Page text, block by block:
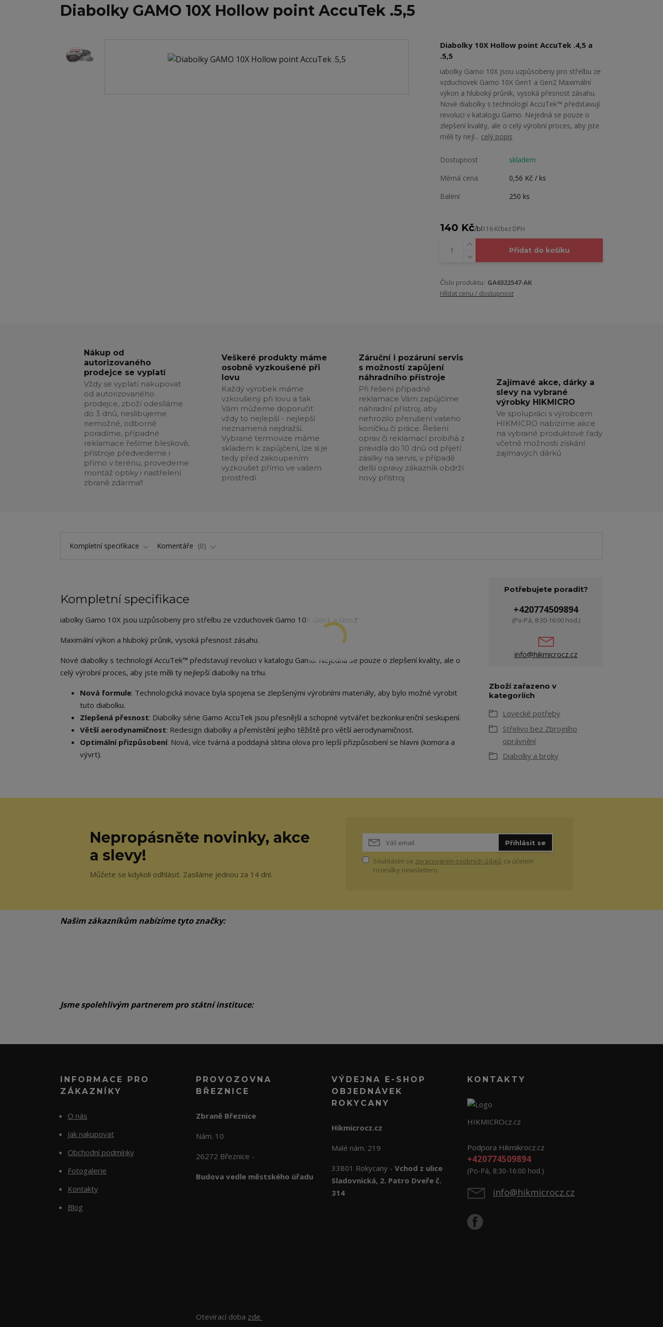
Diabolky GAMO 10X Hollow point AccuTek .5,5
Diabolky 10X Hollow point AccuTek .4,5 a
.5,5
iabolky Gamo 10X jsou uzpůsobeny pro střelbu ze
vzduchovek Gamo 10X Gen1 a Gen2 Maximální
výkon a hluboký průnik, vysoká přesnost zásahu.
Nové diabolky s technologií AccuTek™ představují
revoluci v katalogu Gamo. Nejedná se pouze o
zlepšení kvality, ale o celý výrobní proces, aby jste
měli ty nejl... celý popis
Dostupnost
skladem
Měrná cena
0,56 Kč / ks
Balení
250 ks
140 Kč/bl116 Kčbez DPH
Přidat do košíku
Číslo produktu: GA6322547-AK
Hlídat cenu / dostupnost
Nákup od
autorizovaného
prodejce se vyplatí
Vždy se vyplatí nakupovat
od autorizovaného
prodejce, zboží odesíláme
do 3 dnů, neslibujeme
nemožné, odborně
poradíme, případné
reklamace řešíme bleskově,
přístroje předvedeme i
přímo v terénu, provedeme
montáž optiky i nastřelení
zbraně zdarma!!
Veškeré produkty máme
osobně vyzkoušené při
lovu
Každý výrobek máme
vzkoušený při lovu a tak
Vám můžeme doporučit
vždy to nejlepší - nejlepší
neznamená nejdražší.
Vybrané termovize máme
skladem k zapůjčení, lze si je
tedy před zakoupením
vyzkoušet přímo ve vašem
prostředí.
Záruční i pozáruní servis
s možností zapůjení
náhradního přístroje
Při řešení případné
reklamace Vám zapůjčíme
náhradní přístroj, aby
nehrozilo přerušení vašeho
koníčku či práce. Řešení
oprav či reklamací probíhá z
pravidla do 10 dnů od přijetí
zásilky na servis, v případě
delší opravy zákazník obdrží
nový přístroj
Zajímavé akce, dárky a
slevy na vybrané
výrobky HIKMICRO
Ve spolupráci s výrobcem
HIKMICRO nabízíme akce
na vybrané produktové řady
včetně možnosti získání
zajímavých dárků
Kompletní specifikace Komentáře 0
Kompletní specifikace
iabolky Gamo 10X jsou uzpůsobeny pro střelbu ze vzduchovek Gamo 10X Gen1 a Gen2
Maximální výkon a hluboký průnik, vysoká přesnost zásahu.
Nové diabolky s technologií AccuTek™ představují revoluci v katalogu Gamo. Nejedná se pouze o zlepšení kvality, ale o
celý výrobní proces, aby jste měli ty nejlepší diabolky na trhu.
Nová formule: Technologická inovace byla spojena se zlepšenými výrobními materiály, aby bylo možné vyrobit
tuto diabolku.
Zlepšená přesnost: Diabolky série Gamo AccuTek jsou přesnější a schopné vytvářet bezkonkurenční seskupení.
Větší aerodynamičnost: Redesign diabolky a přemístění jejího těžiště pro větší aerodynamičnost.
Optimální přizpůsobení: Nová, více tvárná a poddajná slitina olova pro lepší přizpůsobení se hlavni (komora a
vývrt).
Potřebujete poradit?
+420774509894
(Po-Pá, 8:30-16:00 hod.)
info@hikmicrocz.cz
Zboží zařazeno v
kategoriích
Lovecké potřeby
Střelivo bez Zbrojního
oprávnění
Diabolky a broky
Nepropásněte novinky, akce
a slevy!
Můžete se kdykoli odhlásit. Zasíláme jednou za 14 dní.
Přihlásit se
Souhlasím se zpracováním osobních údajů za účelem
rozesílky newsletteru.
Našim zákazníkům nabízíme tyto značky:
Jsme spolehlivým partnerem pro státní instituce:
INFORMACE PRO
ZÁKAZNÍKY
O nás
Jak nakupovat
Obchodní podmínky
Fotogalerie
Kontakty
Blog
PROVOZOVNA
BŘEZNICE
Zbraně Březnice
Nám. 10
26272 Březnice -
Budova vedle městského úřadu
Otevírací doba zde
VÝDEJNA E-SHOP
OBJEDNÁVEK
ROKYCANY
Hikmicrocz.cz
Malé nám. 219
33801 Rokycany - Vchod z ulice
Sladovnická, 2. Patro Dveře č.
314
KONTAKTY
HIKMICROcz.cz
Podpora Hikmikrocz.cz
+420774509894
(Po-Pá, 8:30-16:00 hod.)
info@hikmicrocz.cz